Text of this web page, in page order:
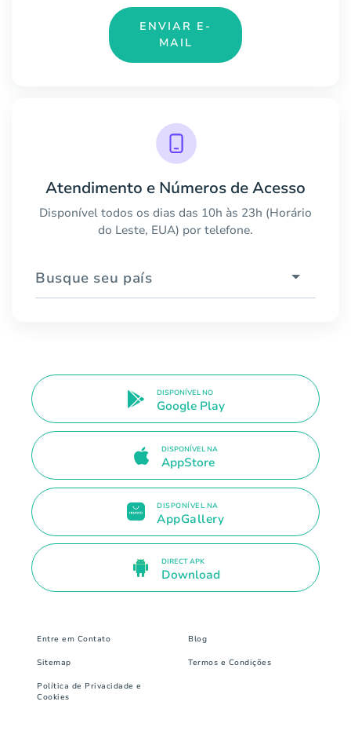
ENVIAR E-
MAIL
Atendimento e Números de Acesso
Disponível todos os dias das 10h às 23h (Horário
do Leste, EUA) por telefone.
Busque seu país
DISPONÍVEL NO
Google Play
DISPONÍVEL NA
AppStore
DISPONÍVEL NA
AppGallery
DIRECT APK
Download
Entre em Contato Blog
Sitemap Termos e Condições
Política de Privacidade e
Cookies